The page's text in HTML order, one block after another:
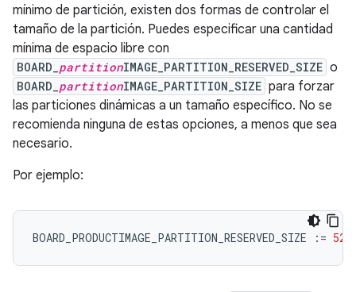
mínimo de partición, existen dos formas de controlar el
tamaño de la partición. Puedes especificar una cantidad
mínima de espacio libre con
BOARD_ partitionIMAGE_PARTITION_RESERVED_SIZE o
BOARD_ partitionIMAGE_PARTITION_SIZE para forzar
las particiones dinámicas a un tamaño específico. No se
recomienda ninguna de estas opciones, a menos que sea
necesario.
Por ejemplo:
BOARD_PRODUCTIMAGE_PARTITION_RESERVED_SIZE :=